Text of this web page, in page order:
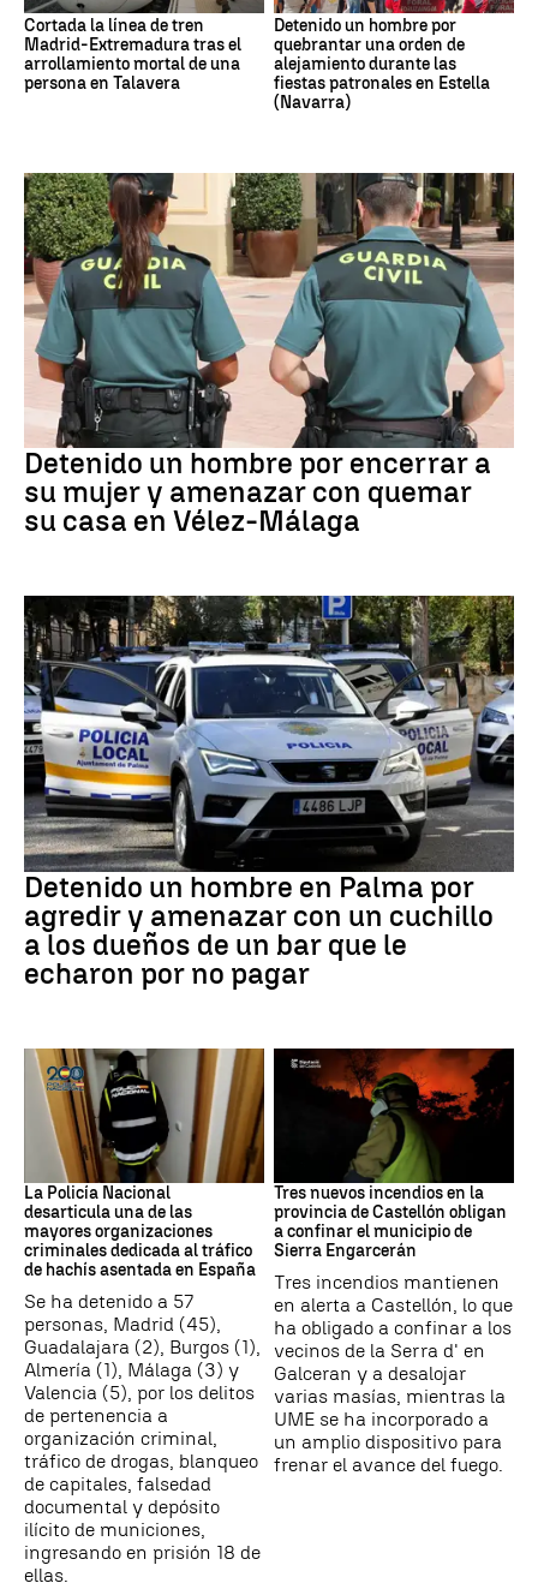
Cortada la línea de tren
Madrid-Extremadura tras el
arrollamiento mortal de una
persona en Talavera
Detenido un hombre por
quebrantar una orden de
alejamiento durante las
fiestas patronales en Estella
(Navarra)
VIOLENCIA MACHISTA
Detenido un hombre por encerrar a
su mujer y amenazar con quemar
su casa en Vélez-Málaga
Detención
Detenido un hombre en Palma por
agredir y amenazar con un cuchillo
a los dueños de un bar que le
echaron por no pagar
Narcotrafico
La Policía Nacional
desarticula una de las
mayores organizaciones
criminales dedicada al tráfico
de hachís asentada en España
Se ha detenido a 57
personas, Madrid (45),
Guadalajara (2), Burgos (1),
Almería (1), Málaga (3) y
Valencia (5), por los delitos
de pertenencia a
organización criminal,
tráfico de drogas, blanqueo
de capitales, falsedad
documental y depósito
ilícito de municiones,
ingresando en prisión 18 de
ellas.
Tres nuevos incendios en la
provincia de Castellón obligan
a confinar el municipio de
Sierra Engarcerán
Tres incendios mantienen
en alerta a Castellón, lo que
ha obligado a confinar a los
vecinos de la Serra d' en
Galceran y a desalojar
varias masías, mientras la
UME se ha incorporado a
un amplio dispositivo para
frenar el avance del fuego.